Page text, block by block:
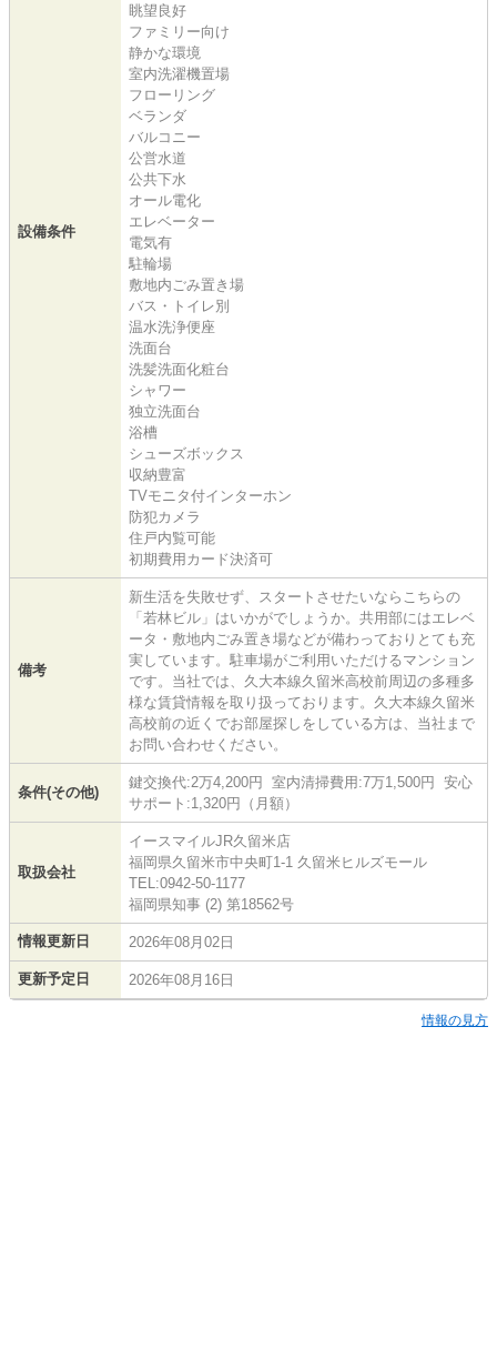
設備条件
眺望良好
ファミリー向け
静かな環境
室内洗濯機置場
フローリング
ベランダ
バルコニー
公営水道
公共下水
オール電化
エレベーター
電気有
駐輪場
敷地内ごみ置き場
バス・トイレ別
温水洗浄便座
洗面台
洗髪洗面化粧台
シャワー
独立洗面台
浴槽
シューズボックス
収納豊富
TVモニタ付インターホン
防犯カメラ
住戸内覧可能
初期費用カード決済可
備考
新生活を失敗せず、スタートさせたいならこちらの
「若林ビル」はいかがでしょうか。共用部にはエレベ
ータ・敷地内ごみ置き場などが備わっておりとても充
実しています。駐車場がご利用いただけるマンション
です。当社では、久大本線久留米高校前周辺の多種多
様な賃貸情報を取り扱っております。久大本線久留米
高校前の近くでお部屋探しをしている方は、当社まで
お問い合わせください。
条件(その他)
鍵交換代:2万4,200円 室内清掃費用:7万1,500円 安心
サポート:1,320円（月額）
取扱会社
イースマイルJR久留米店
福岡県久留米市中央町1-1 久留米ヒルズモール
TEL:0942-50-1177
福岡県知事 (2) 第18562号
情報更新日 2026年08月02日
更新予定日 2026年08月16日
情報の見方